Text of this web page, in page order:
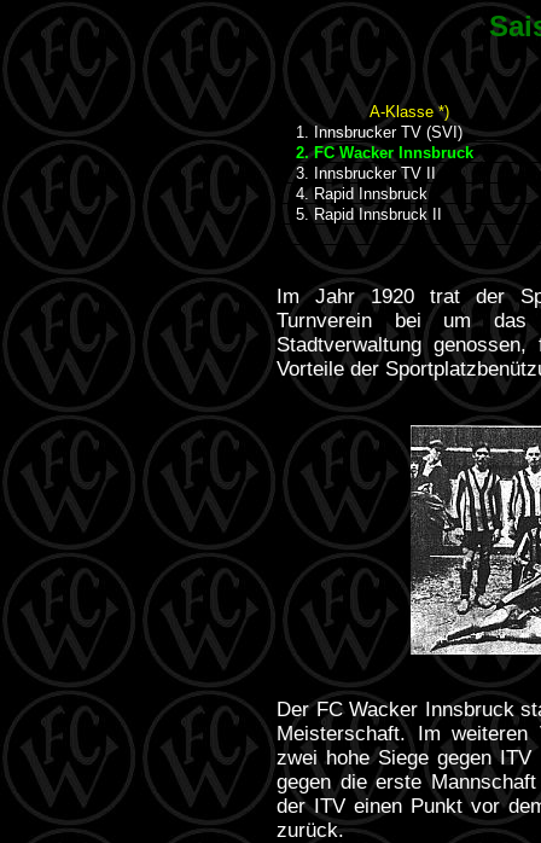
A-Klasse *)
1. Innsbrucker TV (SVI)
2. FC Wacker Innsbruck
3. Innsbrucker TV II
4. Rapid Innsbruck
5. Rapid Innsbruck II
Im Jahr 1920 trat der
Turnverein bei um
Stadtverwaltung
Vorteile der
Der FC Wacker Innsbruck
Meisterschaft. Im
zwei hohe Siege gegen
gegen die erste
der ITV einen Punkt vor
zurück.